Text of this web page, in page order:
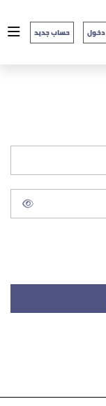
دخول حساب جديد